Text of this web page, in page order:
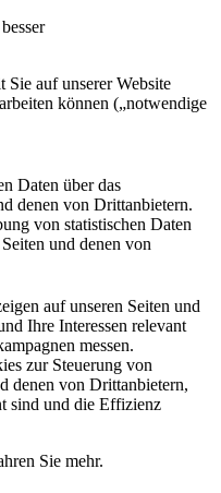
auf unserer Website
können („notwendige
Daten über das
denen von Drittanbietern.
von statistischen Daten
und denen von
auf unseren Seiten und
Ihre Interessen relevant
messen.
zur Steuerung von
denen von Drittanbietern,
sind und die Effizienz
Sie mehr.